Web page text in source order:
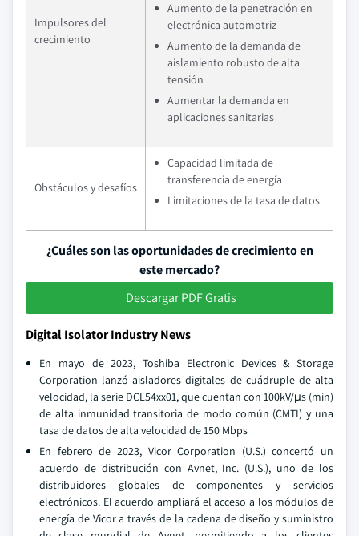
Impulsores del
crecimiento
Aumento de la penetración en
electrónica automotriz
Aumento de la demanda de
aislamiento robusto de alta
tensión
Aumentar la demanda en
aplicaciones sanitarias
Obstáculos y desafíos
Capacidad limitada de
transferencia de energía
Limitaciones de la tasa de datos
¿Cuáles son las oportunidades de crecimiento en
este mercado?
Descargar PDF Gratis
Digital Isolator Industry News
En mayo de 2023, Toshiba Electronic Devices & Storage
Corporation lanzó aisladores digitales de cuádruple de alta
velocidad, la serie DCL54xx01, que cuentan con 100kV/μs (min)
de alta inmunidad transitoria de modo común (CMTI) y una
tasa de datos de alta velocidad de 150 Mbps
En febrero de 2023, Vicor Corporation (U.S.) concertó un
acuerdo de distribución con Avnet, Inc. (U.S.), uno de los
distribuidores globales de componentes y servicios
electrónicos. El acuerdo ampliará el acceso a los módulos de
energía de Vicor a través de la cadena de diseño y suministro